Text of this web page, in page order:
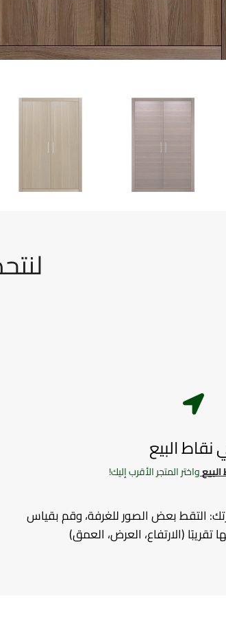
نقاط البيع
واختر المتجر الأقرب إليك!
التقط بعض الصور للغرفة، وقم بقياس
تقريبًا (الارتفاع، العرض، العمق)